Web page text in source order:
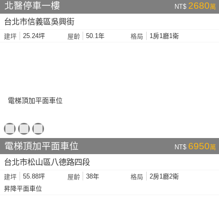
北醫停車一樓 NT$ 2680萬
台北市信義區吳興街
建坪 25.24坪 屋齡 50.1年 格局 1房1廳1衛
電梯頂加平面車位 NT$ 6950萬
台北市松山區八德路四段
建坪 55.88坪 屋齡 38年 格局
2房1廳2衛
昇降平面車位